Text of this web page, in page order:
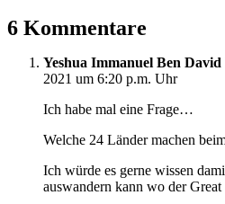
6 Kommentare
Yeshua Immanuel Ben David
2021 um 6:20 p.m. Uhr
Ich habe mal eine Frage…
Welche 24 Länder machen
Ich würde es gerne wissen
auswandern kann wo der